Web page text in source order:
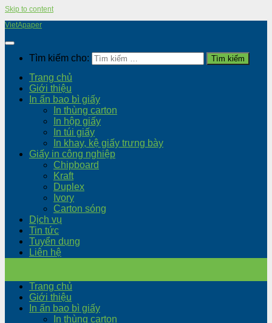
Skip to content
VietApaper
Tìm kiếm cho:
Trang chủ
Giới thiệu
In ấn bao bì giấy
In thùng carton
In hộp giấy
In túi giấy
In khay, kệ giấy trưng bày
Giấy in công nghiệp
Chipboard
Kraft
Duplex
Ivory
Carton sóng
Dịch vụ
Tin tức
Tuyển dụng
Liên hệ
Trang chủ
Giới thiệu
In ấn bao bì giấy
In thùng carton